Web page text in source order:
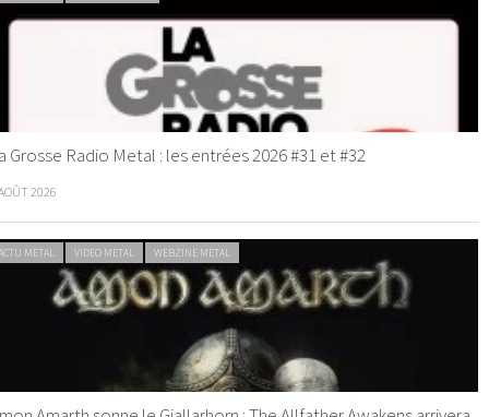
Grosse Radio Metal : les entrées 2026 #31 et #32
2026
METAL VIDEO METAL WEBZINE METAL